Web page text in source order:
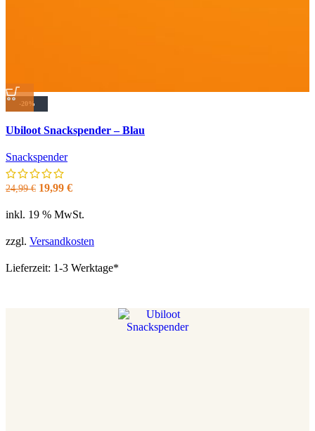
-20%
Zur Wunschliste hinzufügen
Ubiloot Snackspender – Blau
Snackspender
24,99€ Ursprünglicher
war:
19,99 €Aktueller
ist:
inkl. 19 % MwSt.
zzgl. Versandkosten
Lieferzeit: 1-3 Werktage*